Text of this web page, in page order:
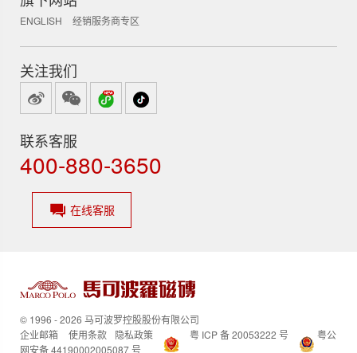
ENGLISH 经销服务商专区
关注我们
联系客服
400-880-3650
在线客服
© 1996 - 2026 马可波罗控股股份有限公司
企业邮箱
使用条款 隐私政策 粤 ICP 备 20053222 号
粤公
网安备 44190002005087 号